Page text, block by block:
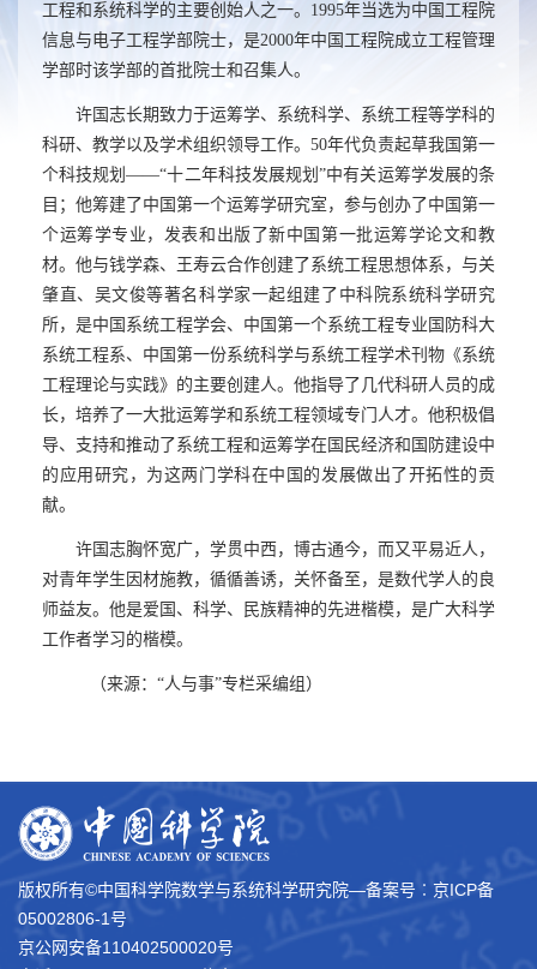
工程和系统科学的主要创始人之一。 1995年当选为中国工程院
信息与电子工程学部院士，是2000年中国工程院成立工程管理
学部时该学部的首批院士和召集人。
许国志长期致力于运筹学、系统科学、系统工程等学科的
科研、教学以及学术组织领导工作。 50年代负责起草我国第一
个科技规划——“十二年科技发展规划”中有关运筹学发展的条
目；他筹建了中国第一个运筹学研究室，参与创办了中国第一
个运筹学专业，发表和出版了新中国第一批运筹学论文和教
材。他与钱学森、王寿云合作创建了系统工程思想体系，与关
肇直、吴文俊等著名科学家一起组建了中科院系统科学研究
所，是中国系统工程学会、中国第一个系统工程专业国防科大
系统工程系、中国第一份系统科学与系统工程学术刊物《系统
工程理论与实践》的主要创建人。他指导了几代科研人员的成
长，培养了一大批运筹学和系统工程领域专门人才。他积极倡
导、支持和推动了系统工程和运筹学在国民经济和国防建设中
的应用研究，为这两门学科在中国的发展做出了开拓性的贡
献。
许国志胸怀宽广，学贯中西，博古通今，而又平易近人，
对青年学生因材施教，循循善诱，关怀备至，是数代学人的良
师益友。他是爱国、科学、民族精神的先进楷模，是广大科学
工作者学习的楷模。
（来源：“人与事”专栏采编组）
版权所有©中国科学院数学与系统科学研究院―备案号︰ 京ICP备
05002806-1号
京公网安备110402500020号